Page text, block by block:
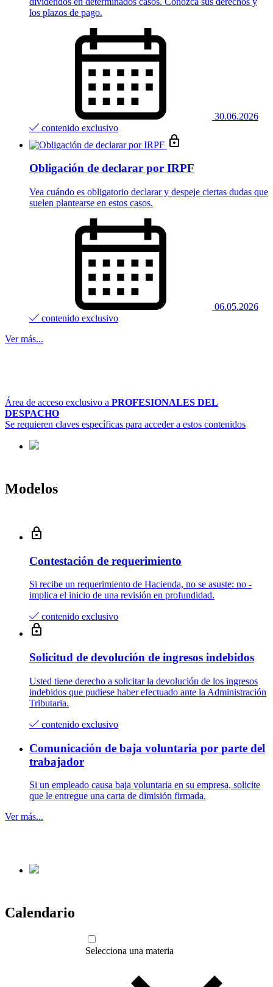
los plazos de pago.
30.06.2026
contenido exclusivo
Obligación de declarar por IRPF
Vea cuándo es obligatorio declarar y despeje ciertas dudas que
suelen plantearse en estos casos.
06.05.2026
contenido exclusivo
Ver más...
Área de acceso exclusivo a PROFESIONALES DEL
DESPACHO
Se requieren claves específicas para acceder a estos contenidos
Modelos
Contestación de requerimiento
Si recibe un requerimiento de Hacienda, no se asuste: no­ ­
implica el inicio de una revisión en profundidad.
contenido exclusivo
Solicitud de devolución de ingresos indebidos
Usted tiene derecho a solicitar la devolución de los ingresos
indebidos que pudiese haber efectuado ante la Administración
Tributaria.
contenido exclusivo
Comunicación de baja voluntaria por parte del
trabajador
Si un empleado causa baja voluntaria en su empresa, solicite
que le entregue una carta de dimisión firmada.
Ver más...
Calendario
Selecciona una materia